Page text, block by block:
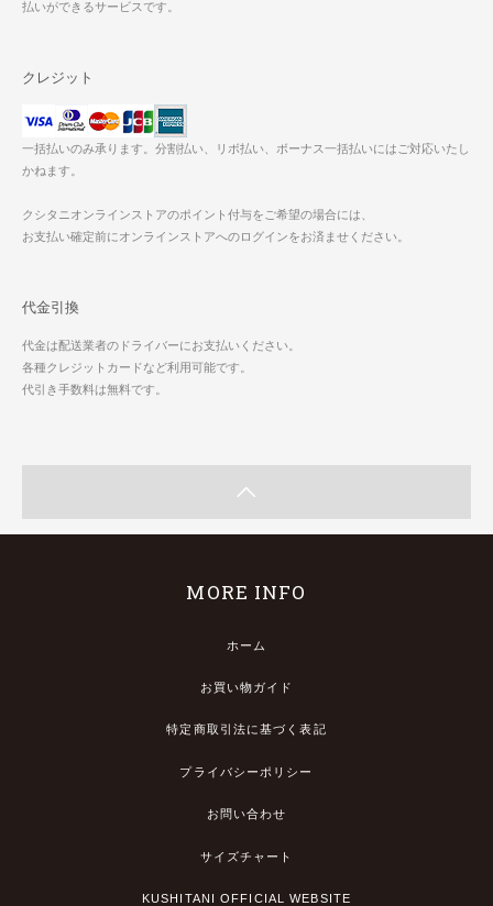
払いができるサービスです。
クレジット
一括払いのみ承ります。分割払い、リボ払い、ボーナス一括払いにはご対応いたし
かねます。
クシタニオンラインストアのポイント付与をご希望の場合には、
お支払い確定前にオンラインストアへのログインをお済ませください。
代金引換
代金は配送業者のドライバーにお支払いください。
各種クレジットカードなど利用可能です。
代引き手数料は無料です。
MORE INFO
ホーム
お買い物ガイド
特定商取引法に基づく表記
プライバシーポリシー
お問い合わせ
サイズチャート
KUSHITANI OFFICIAL WEBSITE